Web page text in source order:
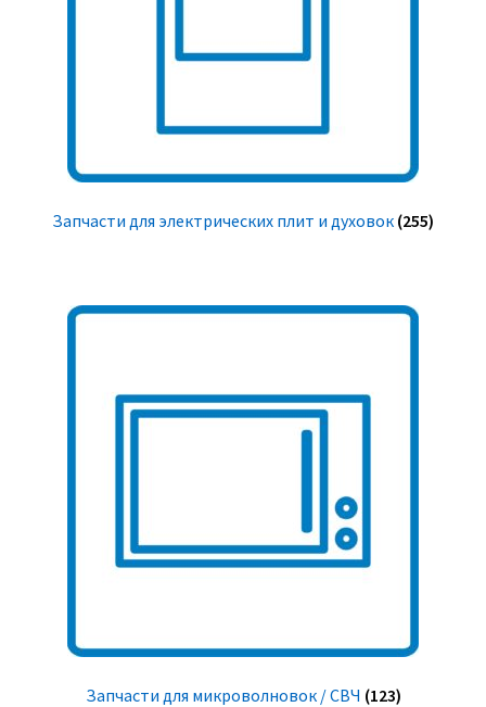
Запчасти для электрических плит и духовок (255)
Запчасти для микроволновок / СВЧ (123)